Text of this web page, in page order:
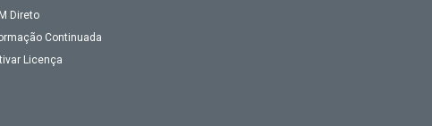
Direto
Continuada
Licença